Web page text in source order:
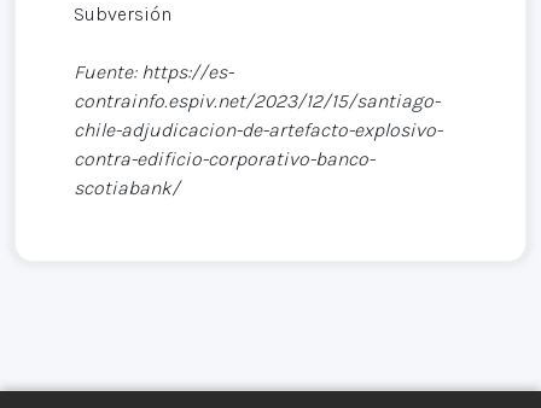
Subversión
Fuente: https://es-
contrainfo.espiv.net/2023/12/15/santiago-
chile-adjudicacion-de-artefacto-explosivo-
contra-edificio-corporativo-banco-
scotiabank/